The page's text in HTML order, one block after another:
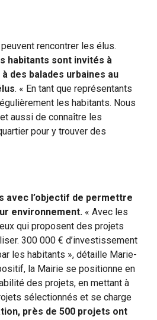
rencontrer les élus.
habitants sont invités à
des balades urbaines au
. « En tant que représentants
les habitants. Nous
aussi de connaître les
pour y trouver des
avec l’objectif de permettre
environnement.« Avec les
qui proposent des projets
300 000 € d’investissement
les habitants », détaille Marie-
la Mairie se positionne en
des projets, en mettant à
sélectionnés et se charge
près de 500 projets ont